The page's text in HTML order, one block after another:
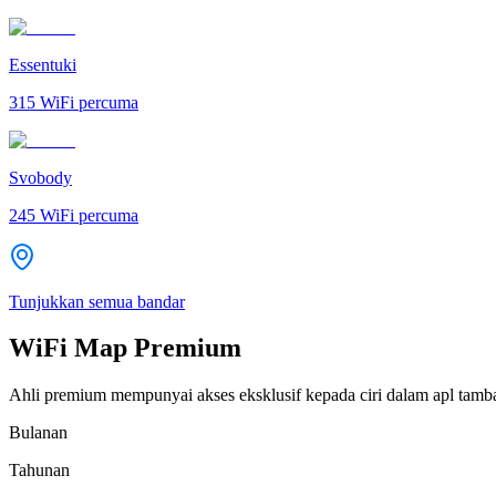
Essentuki
315 WiFi percuma
Svobody
245 WiFi percuma
Tunjukkan semua bandar
WiFi Map Premium
Ahli premium mempunyai akses eksklusif kepada ciri dalam apl
Bulanan
Tahunan